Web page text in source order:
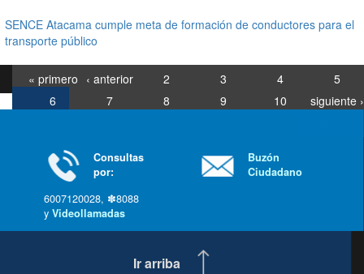
SENCE Atacama cumple meta de formación de conductores para el
transporte público
« primero ‹ anterior 2 3 4
5
6
7 8 9 10
siguiente ›
Consultas
por:
6007120028, ✽8088
yVideollamadas
Buzón
Ciudadano
Ir arriba